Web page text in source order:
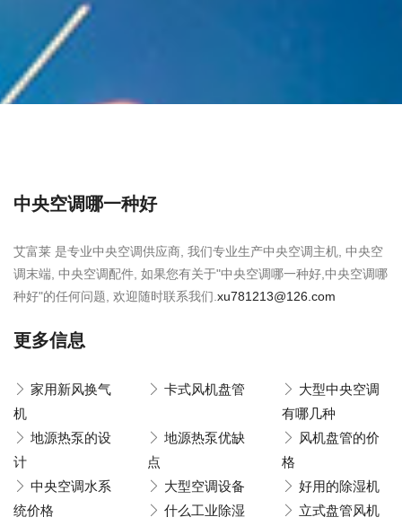
中央空调哪一种好
艾富莱 是专业中央空调供应商, 我们专业生产中央空调主机, 中央空
调末端, 中央空调配件, 如果您有关于"中央空调哪一种好,中央空调哪
种好"的任何问题, 欢迎随时联系我们. xu781213@126.com
更多信息
家用新风换气
机
卡式风机盘管
大型中央空调
有哪几种
地源热泵的设
计
地源热泵优缺
点
风机盘管的价
格
中央空调水系
统价格
大型空调设备
好用的除湿机
什么工业除湿
立式盘管风机